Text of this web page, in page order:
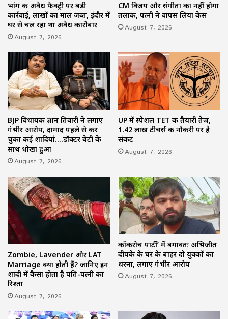
भांग की अवैध फैक्ट्री पर बड़ी
कार्रवाई, लाखों का माल जब्त, इंदौर में
घर से चल रहा था अवैध कारोबार
August 7, 2026
CM विजय और संगीता का नहीं होगा
तलाक, पत्नी ने वापस लिया केस
August 7, 2026
BJP विधायक ज्ञान तिवारी ने लगाए
गंभीर आरोप, दामाद पहले से कर
चुका कई शादियां….डॉक्टर बेटी के
साथ धोखा हुआ
August 7, 2026
UP में स्पेशल TET की तैयारी तेज,
1.42 लाख टीचर्स की नौकरी पर है
संकट
August 7, 2026
Zombie, Lavender और LAT
Marriage क्या होती हैं? जानिए इन
शादी में कैसा होता है पति-पत्नी का
रिश्ता
August 7, 2026
कॉकरोच पार्टी’ में बगावतः अभिजीत
दीपके के घर के बाहर दो युवकों का
धरना, लगाए गंभीर आरोप
August 7, 2026